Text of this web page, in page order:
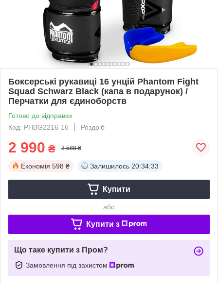
Боксерські рукавиці 16 унцій Phantom Fight
Squad Schwarz Black (капа в подарунок) /
Перчатки для єдиноборств
Готово до відправки
Код: PHBG2216-16
Роздріб
2 990 ₴ 3 588 ₴
Економія 598 ₴ Залишилось 20:34:32
Купити
або
Купити з
Що таке купити з Пром?
Замовлення під захистом